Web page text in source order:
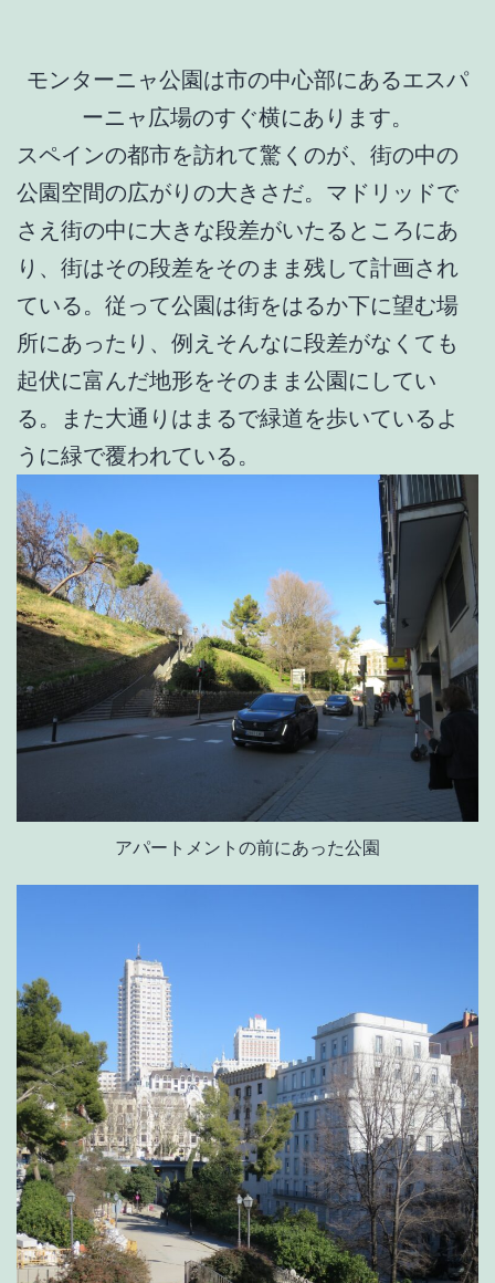
モンターニャ公園は市の中心部にあるエスパ
ーニャ広場のすぐ横にあります。
スペインの都市を訪れて驚くのが、街の中の
公園空間の広がりの大きさだ。マドリッドで
さえ街の中に大きな段差がいたるところにあ
り、街はその段差をそのまま残して計画され
ている。従って公園は街をはるか下に望む場
所にあったり、例えそんなに段差がなくても
起伏に富んだ地形をそのまま公園にしてい
る。また大通りはまるで緑道を歩いているよ
うに緑で覆われている。
アパートメントの前にあった公園